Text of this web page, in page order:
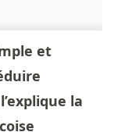
et
la